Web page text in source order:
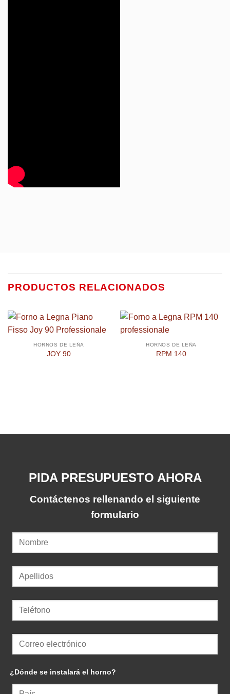
PRODUCTOS RELACIONADOS
HORNOS DE LEÑA
JOY 90
HORNOS DE LEÑA
RPM 140
PIDA PRESUPUESTO AHORA
Contáctenos rellenando el siguiente
formulario
¿Dónde se instalará el horno?